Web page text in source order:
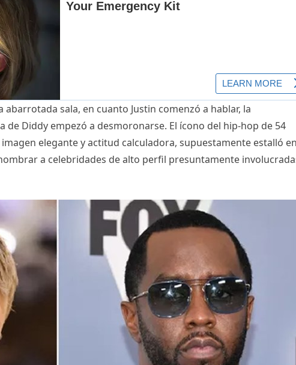
sala, en cuanto Justin comenzó a hablar, la
Diddy empezó a desmoronarse. El ícono del hip-hop de 54
elegante y actitud calculadora, supuestamente estalló
a celebridades de alto perfil presuntamente